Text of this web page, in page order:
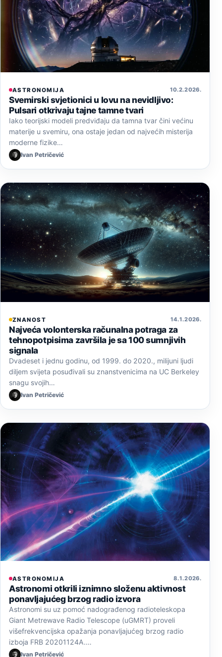
ASTRONOMIJA 10. 2. 2026.
Svemirski svjetionici u lovu na nevidljivo:
Pulsari otkrivaju tajne tamne tvari
Iako teorijski modeli predviđaju da tamna tvar čini većinu
materije u svemiru, ona ostaje jedan od najvećih misterija
moderne fizike…
Ivan Petričević
ZNANOST 14. 1. 2026.
Najveća volonterska računalna potraga za
tehnopotpisima završila je sa 100 sumnjivih
signala
Dvadeset i jednu godinu, od 1999. do 2020., milijuni ljudi
diljem svijeta posuđivali su znanstvenicima na UC Berkeley
snagu svojih…
Ivan Petričević
ASTRONOMIJA 8. 1. 2026.
Astronomi otkrili iznimno složenu aktivnost
ponavljajućeg brzog radio izvora
Astronomi su uz pomoć nadograđenog radioteleskopa
Giant Metrewave Radio Telescope (uGMRT) proveli
višefrekvencijska opažanja ponavljajućeg brzog radio
izboja FRB 20201124A.…
Ivan Petričević